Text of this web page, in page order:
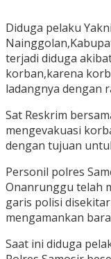
Diduga pelaku
terjadi diduga
korban,karena
ladangnya dengan
Sat Reskrim
mengevakuasi
dengan tujuan
Personil polres
Onanrunggu telah
garis polisi
mengamankan
Saat ini diduga